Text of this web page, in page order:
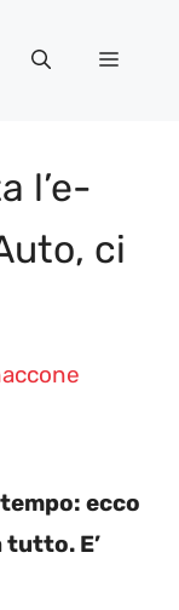
Menu
l’e-
ci
ecco
tutto. E’